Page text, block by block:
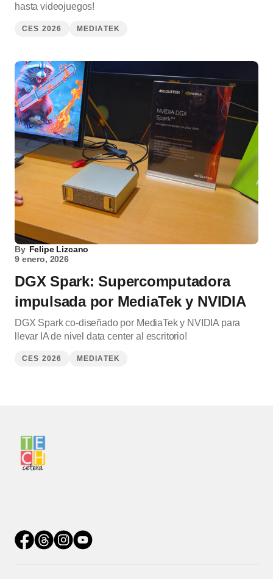
hasta videojuegos!
CES 2026 MEDIATEK
By Felipe Lizcano
9 enero, 2026
DGX Spark: Supercomputadora
impulsada por MediaTek y NVIDIA
DGX Spark co‑diseñado por MediaTek y NVIDIA para
llevar IA de nivel data center al escritorio!
CES 2026 MEDIATEK